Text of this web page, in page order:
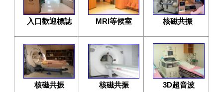
入口歡迎標誌 MRI等候室 核磁共振
核磁共振 核磁共振 3D超音波